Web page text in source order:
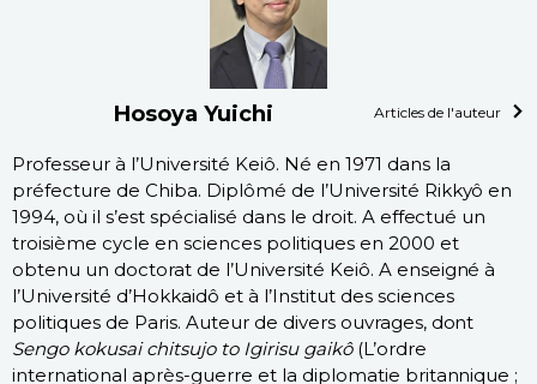
Hosoya Yuichi Articles de l'auteur
Professeur à l’Université Keiô. Né en 1971 dans la
préfecture de Chiba. Diplômé de l’Université Rikkyô en
1994, où il s’est spécialisé dans le droit. A effectué un
troisième cycle en sciences politiques en 2000 et
obtenu un doctorat de l’Université Keiô. A enseigné à
l’Université d’Hokkaidô et à l’Institut des sciences
politiques de Paris. Auteur de divers ouvrages, dont
Sengo kokusai chitsujo to Igirisu gaikô(L’ordre
international après-guerre et la diplomatie britannique ;